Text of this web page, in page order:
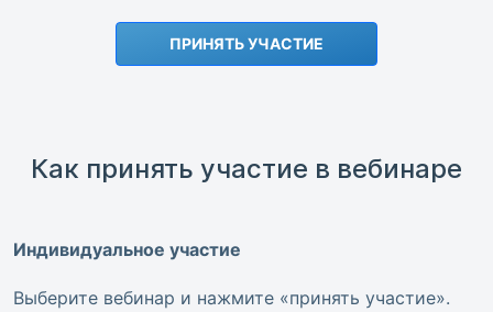
ПРИНЯТЬ УЧАСТИЕ
Как принять участие в вебинаре
Индивидуальное участие
Выберите вебинар и нажмите «принять участие».